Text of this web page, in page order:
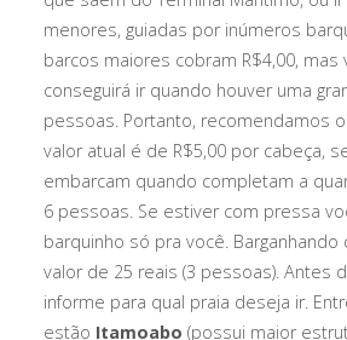
menores, guiadas por inúmeros
barcos maiores cobram R$4,00, mas
conseguirá ir quando houver uma
pessoas. Portanto, recomendamos
valor atual é de R$5,00 por cabeça,
embarcam quando completam a
6 pessoas. Se estiver com pressa
barquinho só pra você. Barganhando
valor de 25 reais (3 pessoas). Antes
informe para qual praia deseja ir.
estão Itamoabo (possui maior